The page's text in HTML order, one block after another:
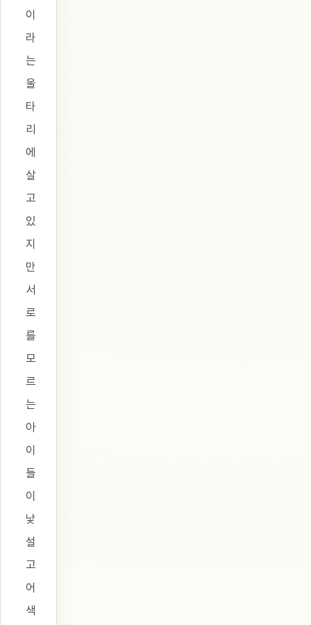
이
라
는
울
타
리
에
살
고
있
지
만
서
로
를
모
르
는
아
이
들
이
낯
설
고
어
색